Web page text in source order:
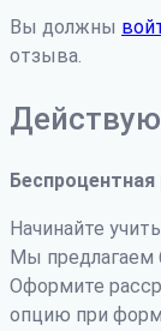
Вы должны
отзыва.
Беспроцентная
Начинайте
Мы предлагаем
Оформите
опцию при